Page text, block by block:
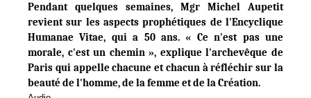
Pendant quelques semaines, Mgr Michel Aupetit
revient sur les aspects prophétiques de l'Encyclique
Humanae Vitae, qui a 50 ans. « Ce n'est pas une
morale, c'est un chemin », explique l'archevêque de
Paris qui appelle chacune et chacun à réfléchir sur la
beauté de l'homme, de la femme et de la Création.